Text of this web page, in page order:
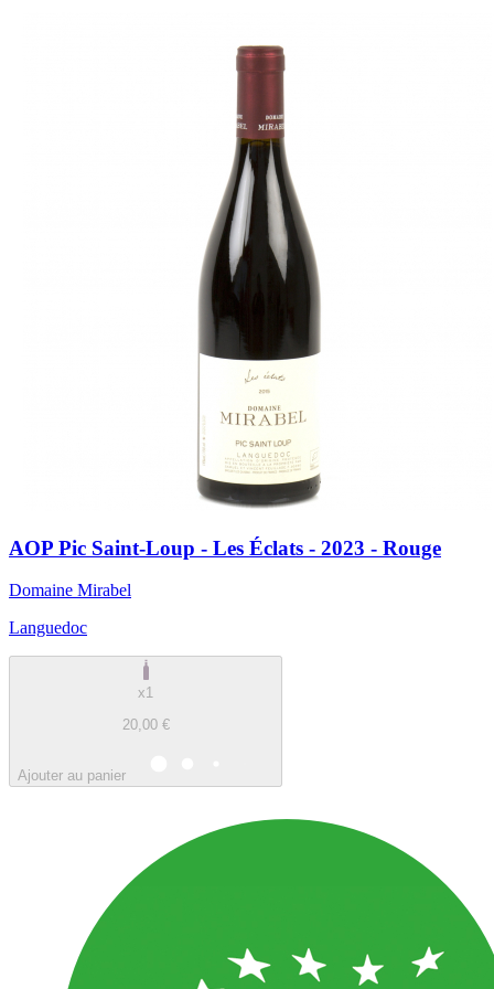
AOP Pic Saint-Loup - Les Éclats - 2023 - Rouge
Domaine Mirabel
Languedoc
x1
20,00 €
Ajouter au panier